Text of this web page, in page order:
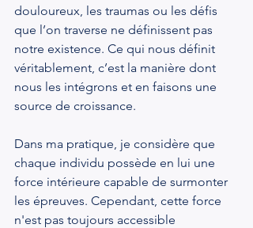
douloureux, les traumas ou les défis
que l’on traverse ne définissent pas
notre existence. Ce qui nous définit
véritablement, c’est la manière dont
nous les intégrons et en faisons une
source de croissance.
Dans ma pratique, je considère que
chaque individu possède en lui une
force intérieure capable de surmonter
les épreuves. Cependant, cette force
n'est pas toujours accessible